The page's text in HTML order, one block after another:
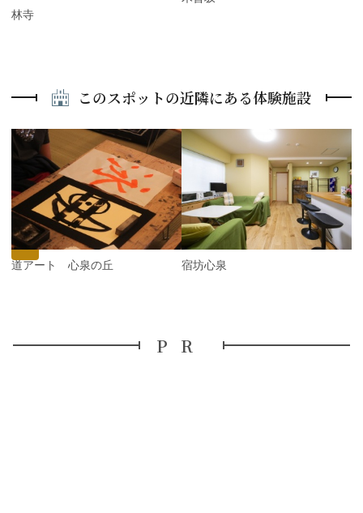
鶴林寺
このスポットの近隣にある体験施設
P
r
v
i
o
u
s
書道アート 心泉の丘 宿坊心泉
N
e
x
t
PR